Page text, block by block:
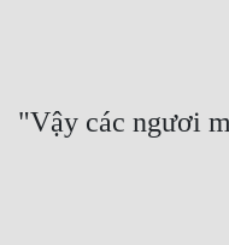
"Vậy các ngươi